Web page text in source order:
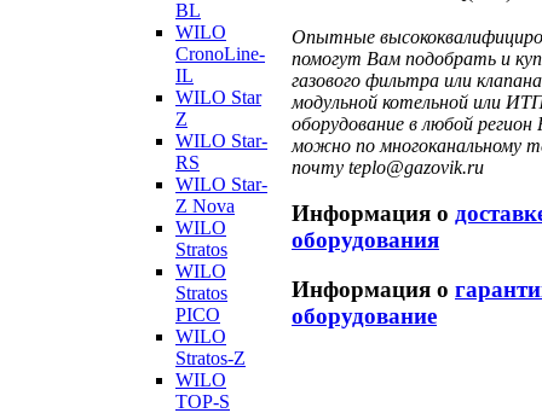
BL
WILO
CronoLine-
IL
WILO Star
Z
WILO Star-
RS
WILO Star-
Z Nova
WILO
Stratos
WILO
Stratos
PICO
WILO
Stratos-Z
WILO
TOP-S
Опытные
помогут Вам подобрать и
газового фильтра или
модульной котельной или
оборудование в любой
можно по многоканальному
почту teplo@gazovik.ru
Информация о
оборудования
Информация о
оборудование